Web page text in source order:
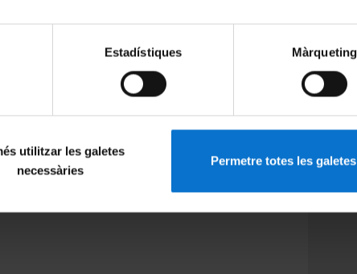
Estadístiques Màrqueting
utilitzar les galetes
necessàries
Permetre totes les galetes
1 PEU 3